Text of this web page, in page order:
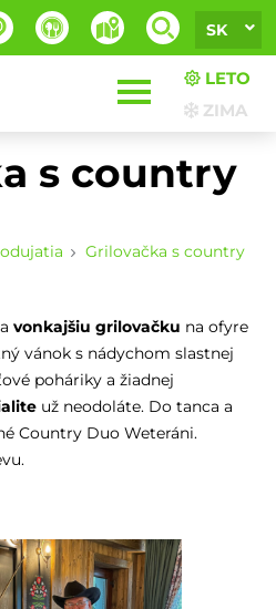
SK
LETO
ZIMA
s country
Grilovačka s country
vonkajšiu grilovačku na ofyre
vánok s nádychom slastnej
poháriky a žiadnej
už neodoláte. Do tanca a
Country Duo Weteráni.